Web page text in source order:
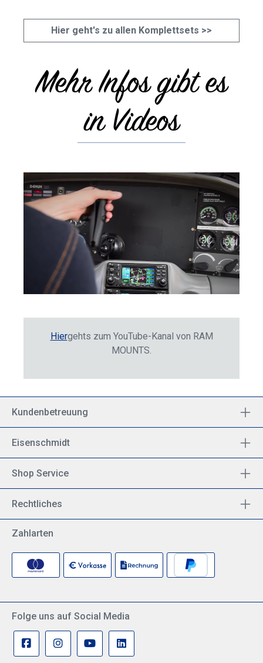
Hier geht's zu allen Komplettsets >>
Mehr Infos gibt es
in Videos
Hiergehts zum YouTube-Kanal von RAM
MOUNTS.
Kundenbetreuung
Eisenschmidt
Shop Service
Rechtliches
Zahlarten
Folge uns auf Social Media